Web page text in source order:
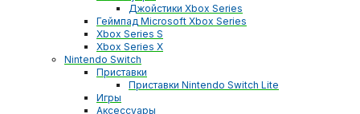
Джойстики Xbox Series
Геймпад Microsoft Xbox Series
Xbox Series S
Xbox Series X
Nintendo Switch
Приставки
Приставки Nintendo Switch Lite
Игры
Аксессуары